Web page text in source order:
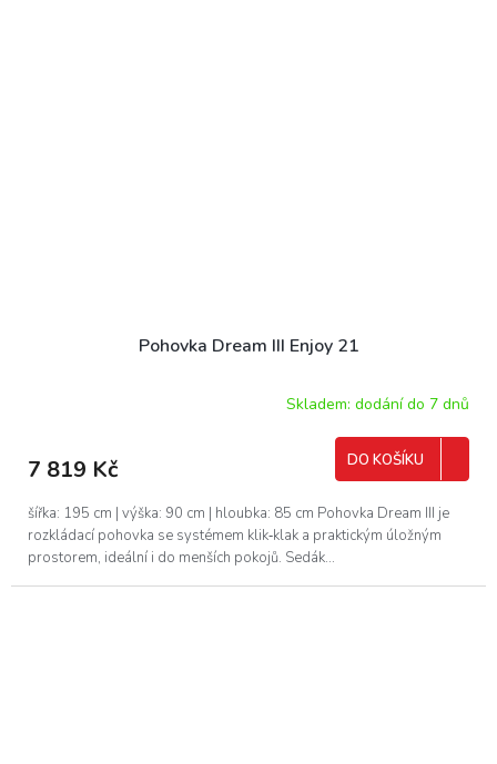
Pohovka Dream III Enjoy 21
Skladem: dodání do 7 dnů
7 819 Kč DO KOŠÍKU
šířka: 195 cm | výška: 90 cm | hloubka: 85 cm Pohovka Dream III je
rozkládací pohovka se systémem klik‑klak a praktickým úložným
prostorem, ideální i do menších pokojů. Sedák...